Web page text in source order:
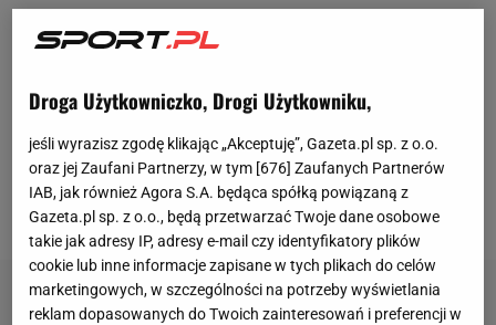
reprezentacjiChorwacji
ze Szkocją rozegrał pełne 90 minut, natomiast w
meczu 1/8 finału z Hiszpanią (porażka w rzutach
karnych) gracz Legii Warszawa przebywał na boisku
przez 74 minuty.
Droga Użytkowniczko, Drogi Użytkowniku,
jeśli wyrazisz zgodę klikając „Akceptuję”, Gazeta.pl sp. z o.o.
oraz jej Zaufani Partnerzy, w tym [676] Zaufanych Partnerów
IAB, jak również Agora S.A. będąca spółką powiązaną z
Gazeta.pl sp. z o.o., będą przetwarzać Twoje dane osobowe
takie jak adresy IP, adresy e-mail czy identyfikatory plików
cookie lub inne informacje zapisane w tych plikach do celów
marketingowych, w szczególności na potrzeby wyświetlania
reklam dopasowanych do Twoich zainteresowań i preferencji w